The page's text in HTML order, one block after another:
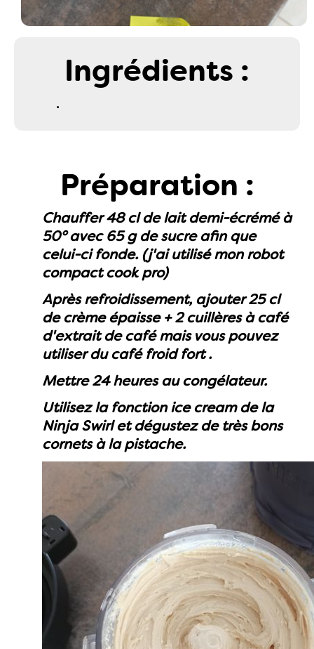
Ingrédients :
.
Préparation :
Chauffer 48 cl de lait demi-écrémé à
50° avec 65 g de sucre afin que
celui-ci fonde. (j'ai utilisé mon robot
compact cook pro)
Après refroidissement, ajouter 25 cl
de crème épaisse + 2 cuillères à café
d'extrait de café mais vous pouvez
utiliser du café froid fort .
Mettre 24 heures au congélateur.
Utilisez la fonction ice cream de la
Ninja Swirl et dégustez de très bons
cornets à la pistache.